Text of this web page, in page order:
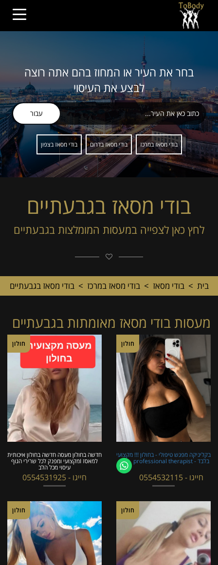
בחר את העיר או המחוז בהם אתה רוצה
לבצע את העיסוי
עבור
בודי מסאז במרכז בודי מסאז בדרום בודי מסאז בצפון
בודי מסאז בגבעתיים
לחץ כאן לצפייה במעסות המומלצות בגבעתיים
בית > בודי מסאז > בודי מסאז במרכז > בודי מסאז בגבעתיים
מעסות בודי מסאז מאומתות בגבעתיים
חולון
חדשה בחולון מעסה חדשה בחולון איכותית
למאסז Iמקצועי ומפנק לכל שרירי הגוף
עיסוי מכל הלב
חייגו - 0554531925
חולון
בקליניקה מפגש טיפולי - בחולון !!! מקצועי
בלבד - professional therapist
חייגו - 0554532115
חולון חולון